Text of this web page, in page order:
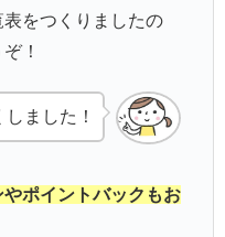
をつくりましたの
！
ました！
ポイントバックもお